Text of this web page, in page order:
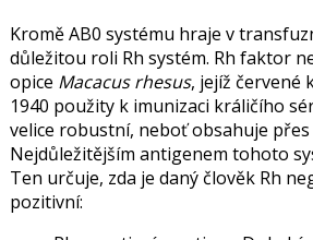
Kromě AB0 systému hraje v
důležitou roli Rh systém. Rh faktor
opice Macacus rhesus, jejíž červené
1940 použity k imunizaci králičího
velice robustní, neboť obsahuje
Nejdůležitějším antigenem tohoto
Ten určuje, zda je daný člověk Rh
pozitivní: